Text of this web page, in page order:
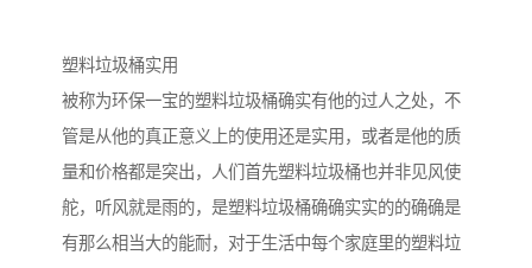
塑料垃圾桶实用
被称为环保一宝的塑料垃圾桶确实有他的过人之处，不
管是从他的真正意义上的使用还是实用，或者是他的质
量和价格都是突出，人们首先塑料垃圾桶也并非见风使
舵，听风就是雨的，是塑料垃圾桶确确实实的的确确是
有那么相当大的能耐，对于生活中每个家庭里的塑料垃